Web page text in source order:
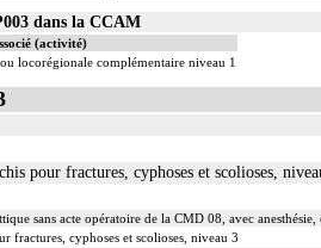
dans la CCAM
(activité)
locorégionale complémentaire niveau 1
pour fractures, cyphoses et scolioses,
sans acte opératoire de la CMD 08, avec
fractures, cyphoses et scolioses, niveau 3